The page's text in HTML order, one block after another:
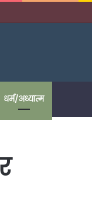
धर्म/अध्यात्म